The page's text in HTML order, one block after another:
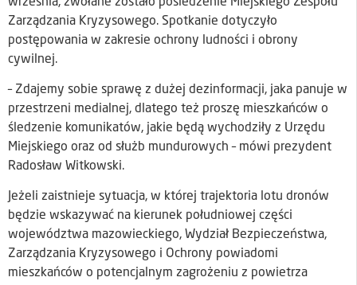
Zarządzania Kryzysowego. Spotkanie dotyczyło
postępowania w zakresie ochrony ludności i obrony
cywilnej.
– Zdajemy sobie sprawę z dużej dezinformacji, jaka panuje w
przestrzeni medialnej, dlatego też proszę mieszkańców o
śledzenie komunikatów, jakie będą wychodziły z Urzędu
Miejskiego oraz od służb mundurowych – mówi prezydent
Radosław Witkowski.
Jeżeli zaistnieje sytuacja, w której trajektoria lotu dronów
będzie wskazywać na kierunek południowej części
województwa mazowieckiego, Wydział Bezpieczeństwa,
Zarządzania Kryzysowego i Ochrony powiadomi
mieszkańców o potencjalnym zagrożeniu z powietrza